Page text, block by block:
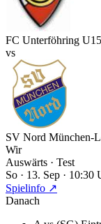
FC Unterföhring U15
vs
SV Nord München-
Wir
Auswärts · Test
So · 13. Sep · 10:30
Spielinfo ↗
Danach